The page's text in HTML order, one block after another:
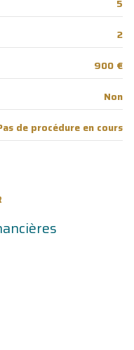
5
2
900 €
Non
de procédure en cours